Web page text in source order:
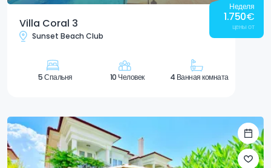
Villa Coral 3
Sunset Beach Club
Неделя
1.750€
цены от
5 Спальня 10 Человек 4 Ванная комната